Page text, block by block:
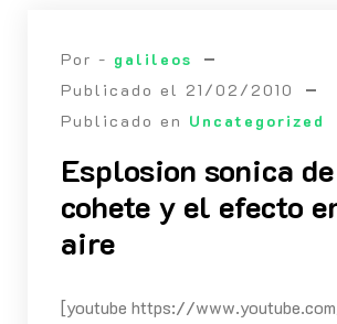
Por - galileos
Publicado el 21/02/2010
Publicado en Uncategorized
Esplosion sonica
cohete y el efecto
aire
[youtube https://